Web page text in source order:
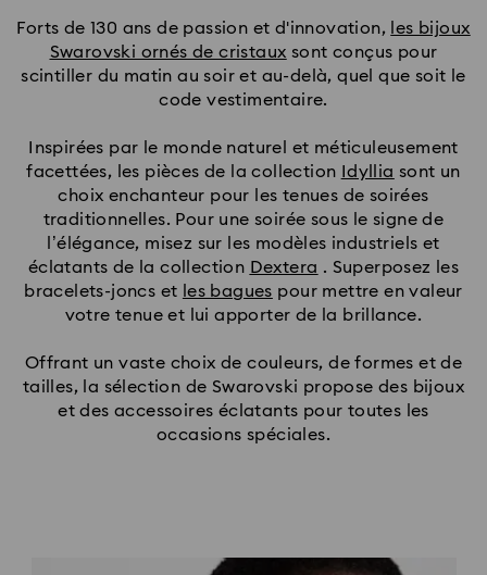
Forts de 130 ans de passion et d'innovation, les bijoux
Swarovski ornés de cristaux sont conçus pour
scintiller du matin au soir et au-delà, quel que soit le
code vestimentaire.
Inspirées par le monde naturel et méticuleusement
facettées, les pièces de la collection
Idyllia sont un
choix enchanteur pour les tenues de soirées
traditionnelles. Pour une soirée sous le signe de
l’élégance, misez sur les modèles industriels et
éclatants de la collection Dextera . Superposez les
bracelets-joncs et les bagues pour mettre en valeur
votre tenue et lui apporter de la brillance.
Offrant un vaste choix de couleurs, de formes et de
tailles, la sélection de Swarovski propose des bijoux
et des accessoires éclatants pour toutes les
occasions spéciales.